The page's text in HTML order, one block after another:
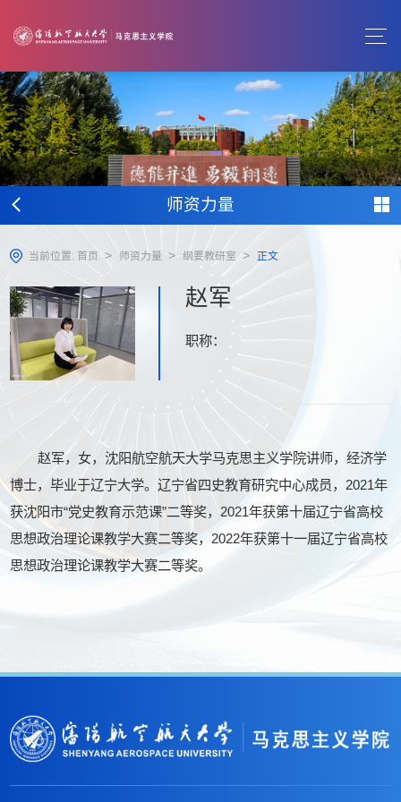
师资力量
当前位置: 首页 > 师资力量 > 纲要教研室 > 正文
​赵军
职称：
赵军，女，沈阳航空航天大学马克思主义学院讲师，经济学
博士，毕业于辽宁大学。辽宁省四史教育研究中心成员，2021年
获沈阳市“党史教育示范课”二等奖，2021年获第十届辽宁省高校
思想政治理论课教学大赛二等奖，2022年获第十一届辽宁省高校
思想政治理论课教学大赛二等奖。